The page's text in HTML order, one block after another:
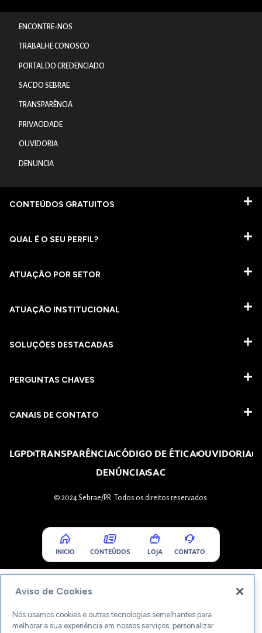
ENCONTRE-NOS
TRABALHE CONOSCO
PORTAL DO CREDENCIADO
SAC DO SEBRAE
TRANSPARÊNCIA
PRIVACIDADE
OUVIDORIA
DENUNCIA
CONTEÚDOS GRATUITOS
QUAL É O SEU PERFIL?
ATUAÇÃO POR SETOR
ATUAÇÃO INSTITUCIONAL
SOLUÇÕES DESTACADAS
PERGUNTAS CHAVES​
CANAIS DE CONTATO
LGPDTRANSPARÊNCIACÓDIGO DE ÉTICAOUVIDORIA
DENÚNCIASAC
© 2024 Sebrae/PR. Todos os direitos reservados.
INICIO CONTEÚDOS LOJA CONTATO
Aviso de Cookies
Nós usamos cookies e outras tecnologias semelhantes para
melhorar a sua experiência em nossos serviços, personalizar